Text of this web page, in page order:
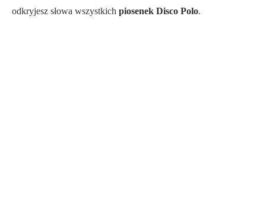
odkryjesz słowa wszystkich piosenek Disco Polo.